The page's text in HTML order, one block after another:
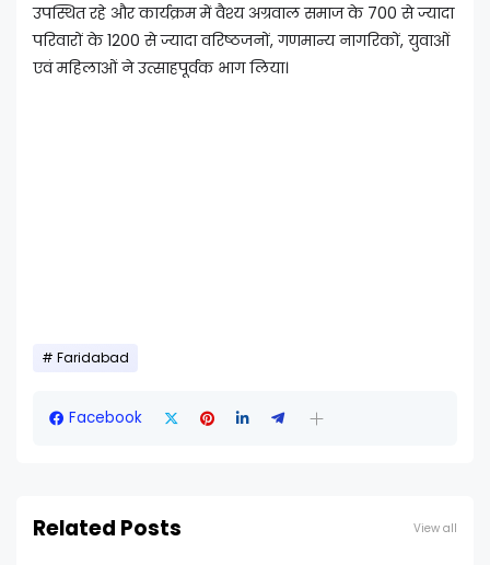
उपस्थित रहे और कार्यक्रम में वैश्य अग्रवाल समाज के 700 से ज्यादा
परिवारों के 1200 से ज्यादा वरिष्ठजनों, गणमान्य नागरिकों, युवाओं
एवं महिलाओं ने उत्साहपूर्वक भाग लिया।
Faridabad
Facebook
Related Posts View all